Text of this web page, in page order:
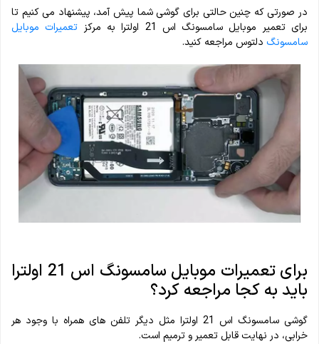
در صورتی که چنین حالتی برای گوشی شما پیش آمد، پیشنهاد می کنیم تا
برای تعمیر موبایل سامسونگ اس 21 اولترا به مرکز
تعمیرات موبایل
سامسونگ دلتوس مراجعه کنید.
برای تعمیرات موبایل سامسونگ اس 21 اولترا
باید به کجا مراجعه کرد؟
گوشی سامسونگ اس 21 اولترا مثل دیگر تلفن های همراه با وجود هر
خرابی، در نهایت قابل تعمیر و ترمیم است.